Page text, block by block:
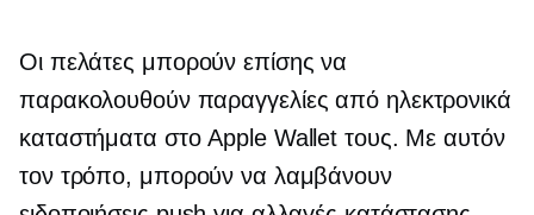
Οι πελάτες μπορούν επίσης να
παρακολουθούν παραγγελίες από ηλεκτρονικά
καταστήματα στο Apple Wallet τους. Με αυτόν
τον τρόπο, μπορούν να λαμβάνουν